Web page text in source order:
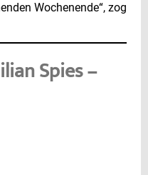
Wochenende“, zog
Spies –